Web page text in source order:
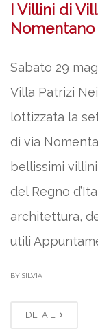
I Villini di
Nomentano
Sabato 29
Villa Patrizi
lottizzata la
di via
bellissimi
del Regno
architettura,
utili
BY SILVIA
DETAIL